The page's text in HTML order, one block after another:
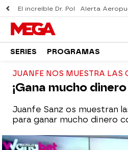
El increíble Dr. Pol Alerta
SERIES PROGRAMAS
JUANFE NOS MUESTRA LAS
¡Gana mucho
Juanfe Sanz os muestran
para ganar mucho dinero